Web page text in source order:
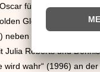
für seine Rolle in
Globe. Weitere
neben Tom Cruise und
Julia Roberts und
wird wahr“ (1996) an